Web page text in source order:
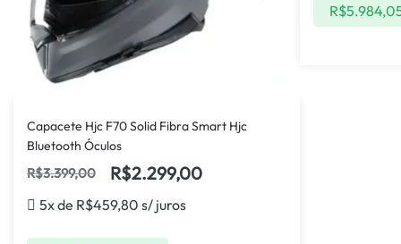
Capacete Hjc F70 Solid Fibra Smart Hjc
Bluetooth Óculos
R$3.399,00 R$2.299,00
5x de R$459,80 s/ juros
R$